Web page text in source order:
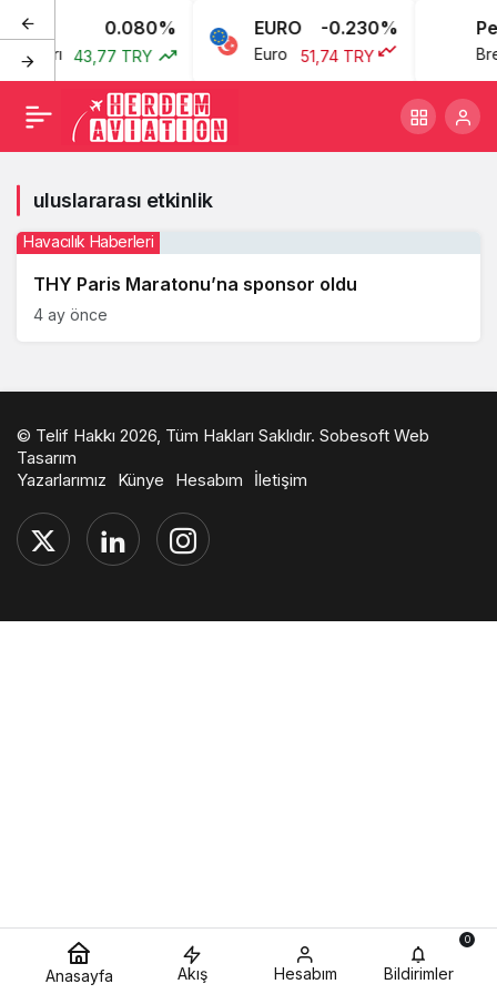
0.080%
Doları 43,77 TRY
EURO -0.230%
Euro 51,74 TRY
uluslararası etkinlik
THY Paris Maratonu’na sponsor oldu
Havacılık Haberleri
4 ay önce
© Telif Hakkı 2026, Tüm Hakları Saklıdır. Sobesoft Web
Tasarım
Yazarlarımız
Künye Hesabım İletişim
Anasayfa Akış Hesabım Bildirimler
0